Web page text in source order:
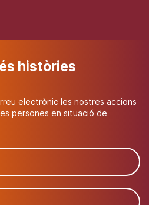
històries
electrònic les nostres accions
persones en situació de